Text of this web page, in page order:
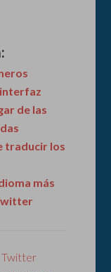
de las
traducir los
más
,Twitter